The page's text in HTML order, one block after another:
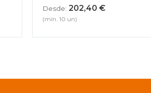
Desde: 202,40 €
(mín. 10 un)